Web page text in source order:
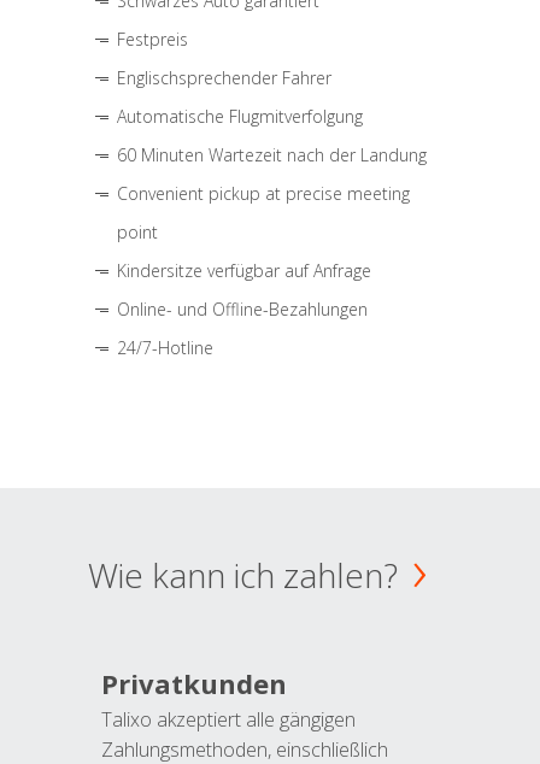
Festpreis
Englischsprechender Fahrer
Automatische Flugmitverfolgung
60 Minuten Wartezeit nach der Landung
Convenient pickup at precise meeting
point
Kindersitze verfügbar auf Anfrage
Online- und Offline-Bezahlungen
24/7-Hotline
Wie kann ich zahlen?
Privatkunden
Talixo akzeptiert alle gängigen
Zahlungsmethoden, einschließlich